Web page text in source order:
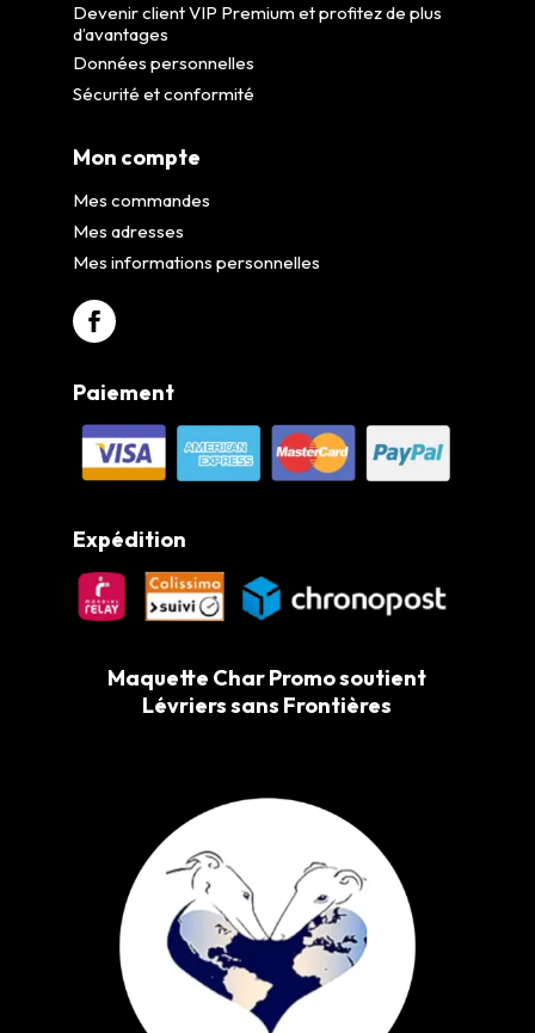
Devenir client VIP Premium et profitez de plus
d’avantages
Données personnelles
Sécurité et conformité
Mon compte
Mes commandes
Mes adresses
Mes informations personnelles
Paiement
Expédition
Maquette Char Promo soutient
Lévriers sans Frontières